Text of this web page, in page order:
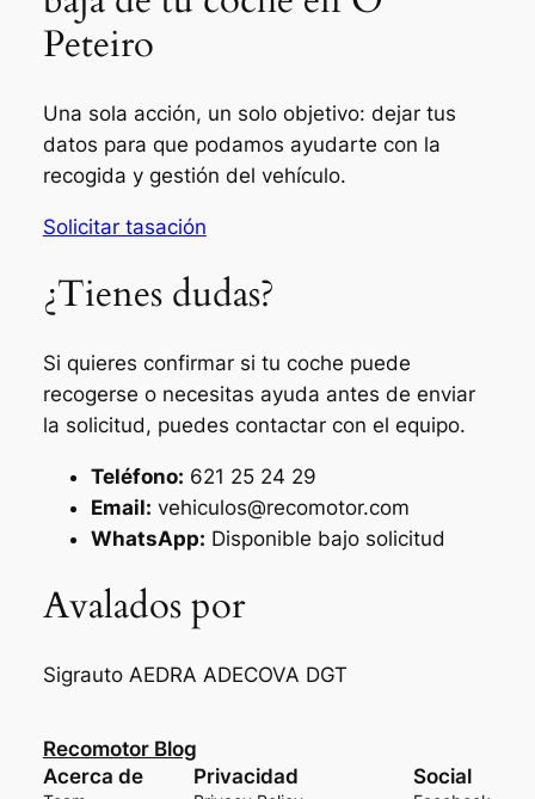
Peteiro
Una sola acción, un solo objetivo: dejar tus
datos para que podamos ayudarte con la
recogida y gestión del vehículo.
Solicitar tasación
¿Tienes dudas?
Si quieres confirmar si tu coche puede
recogerse o necesitas ayuda antes de enviar
la solicitud, puedes contactar con el equipo.
Teléfono: 621 25 24 29
Email: vehiculos@recomotor.com
WhatsApp: Disponible bajo solicitud
Avalados por
Sigrauto AEDRA ADECOVA DGT
Recomotor Blog
Acerca de
Privacidad Social